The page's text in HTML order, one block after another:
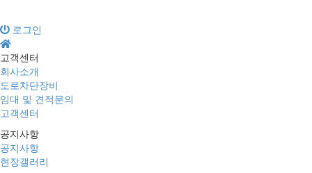
로그인
고객센터
회사소개
도로차단장비
임대 및 견적문의
고객센터
공지사항
공지사항
현장갤러리